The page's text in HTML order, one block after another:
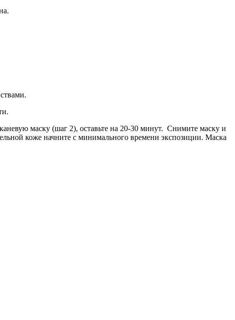
маску (шаг 2), оставьте на 20-30 минут. Снимите маску и
коже начните с минимального времени экспозиции. Маска